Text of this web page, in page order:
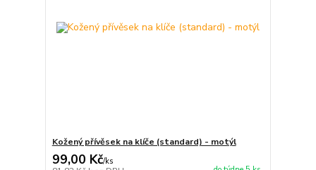
Kožený přívěsek na klíče (standard) - motýl
99,00 Kč/ks